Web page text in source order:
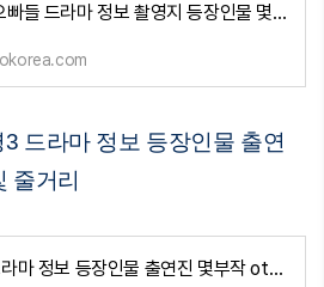
바니와 오빠들 드라마 정보 촬영지 등장인물 몇부작 ott 웹툰 결말 및 줄거리
드라마 정보 등장인물 출연
줄거리
신병3 드라마 정보 등장인물 출연진 몇부작 ott 티빙 및 줄거리